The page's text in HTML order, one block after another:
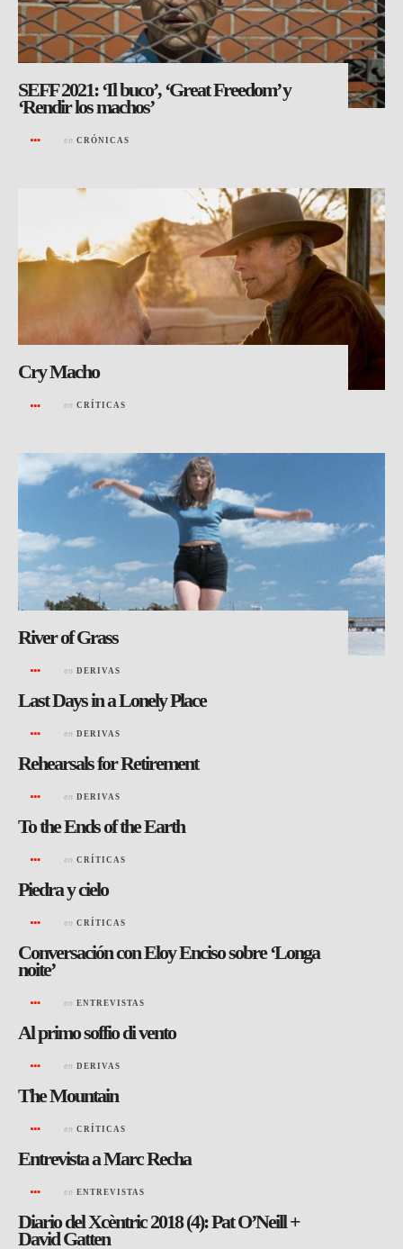
SEFF 2021: ‘Il buco’, ‘Great Freedom’ y
‘Rendir los machos’
en CRÓNICAS
Cry Macho
en CRÍTICAS
River of Grass
en DERIVAS
Last Days in a Lonely Place
en DERIVAS
Rehearsals for Retirement
en DERIVAS
To the Ends of the Earth
en CRÍTICAS
Piedra y cielo
en CRÍTICAS
Conversación con Eloy Enciso sobre ‘Longa
noite’
en ENTREVISTAS
Al primo soffio di vento
en DERIVAS
The Mountain
en CRÍTICAS
Entrevista a Marc Recha
en ENTREVISTAS
Diario del Xcèntric 2018 (4): Pat O’Neill +
David Gatten